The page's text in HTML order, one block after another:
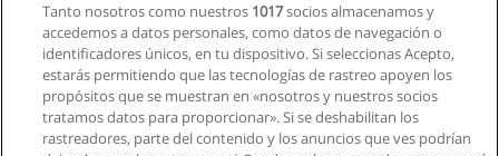
Tanto nosotros como nuestros 1017socios almacenamos y
accedemos a datos personales, como datos de navegación o
identificadores únicos, en tu dispositivo. Si seleccionas Acepto,
estarás permitiendo que las tecnologías de rastreo apoyen los
propósitos que se muestran en «nosotros y nuestros socios
tratamos datos para proporcionar». Si se deshabilitan los
rastreadores, parte del contenido y los anuncios que ves podrían